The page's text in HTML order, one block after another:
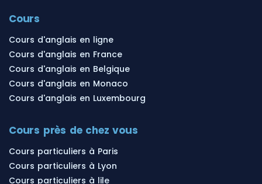
Cours
Cours d'anglais en ligne
Cours d'anglais en France
Cours d'anglais en Belgique
Cours d'anglais en Monaco
Cours d'anglais en Luxembourg
Cours près de chez vous
Cours particuliers à Paris
Cours particuliers à Lyon
Cours particuliers à lile